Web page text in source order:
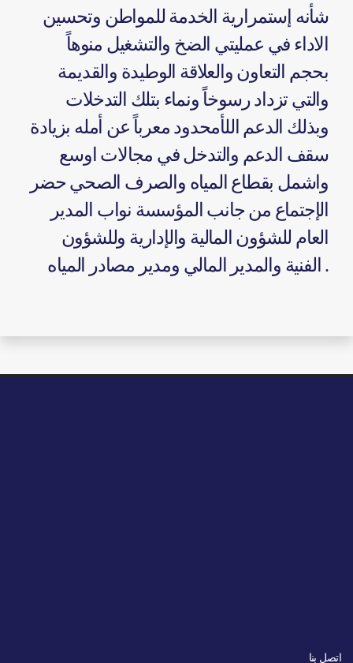
شأنه إستمرارية الخدمة للمواطن وتحسين
الاداء في عمليتي الضخ والتشغيل منوهاً
بحجم التعاون والعلاقة الوطيدة والقديمة
والتي تزداد رسوخاً ونماء بتلك التدخلات
وبذلك الدعم اللأمحدود معرباً عن أمله بزيادة
سقف الدعم والتدخل في مجالات اوسع
واشمل بقطاع المياه والصرف الصحي حضر
الإجتماع من جانب المؤسسة نواب المدير
العام للشؤون المالية والإدارية وللشؤون
الفنية والمدير المالي ومدير مصادر المياه .
اتصل بنا